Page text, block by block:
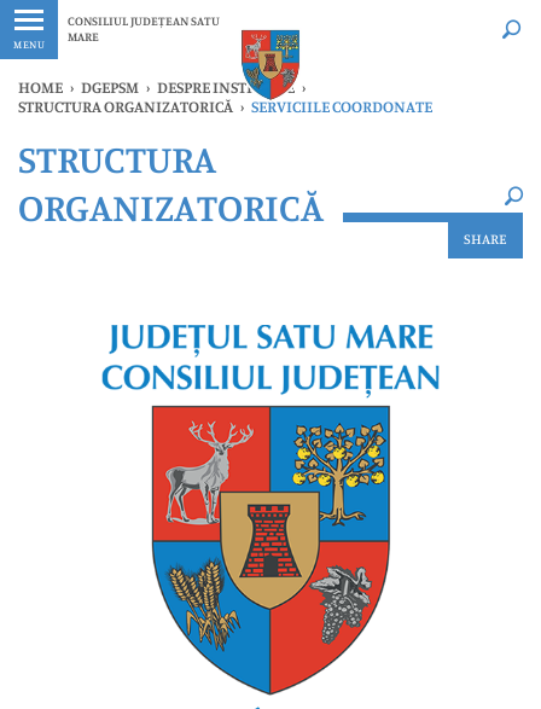
MENU
CONSILIUL JUDEȚEAN SATU
MARE
Ultimele
HOME › DGEPSM › DESPRE INSTITUȚIE ›
STRUCTURA ORGANIZATORICĂ › SERVICIILE COORDONATE
Ultimele
STRUCTURA
ORGANIZATORICĂ
SHARE